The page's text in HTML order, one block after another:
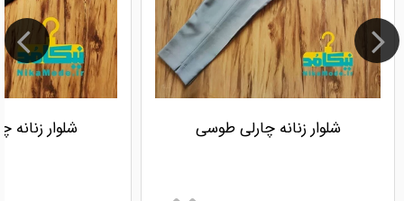
شلوار زنانه چارلی طوسی شلوار